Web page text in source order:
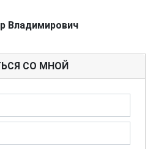
Владимирович
СО МНОЙ